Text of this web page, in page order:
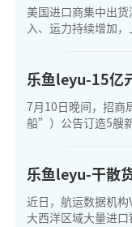
美国进口商集中出
入、运力持续增加
乐鱼leyu-15亿
7月10日晚间，招商
船”）公告订造5艘
乐鱼leyu-干散
近日，航运数据机
大西洋区域大量进